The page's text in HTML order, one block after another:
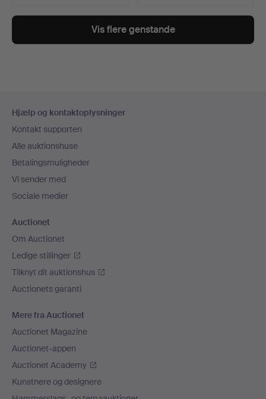
Vis flere genstande
Hjælp og kontaktoplysninger
Kontakt supporten
Alle auktionshuse
Betalingsmuligheder
Vi sender med
Sociale medier
Auctionet
Om Auctionet
Ledige stillinger
Tilknyt dit auktionshus
Auctionets garanti
Mere fra Auctionet
Auctionet Magazine
Auctionet-appen
Auctionet Academy
Kunstnere og designere